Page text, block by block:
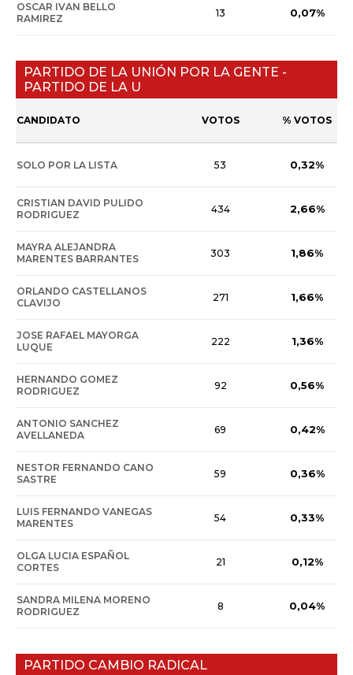
OSCAR IVAN BELLO
RAMIREZ
13 0,07%
PARTIDO DE LA UNIÓN POR LA GENTE -
PARTIDO DE LA U
CANDIDATO VOTOS % VOTOS
SOLO POR LA LISTA 53 0,32%
CRISTIAN DAVID PULIDO
RODRIGUEZ
434 2,66%
MAYRA ALEJANDRA
MARENTES BARRANTES
303 1,86%
ORLANDO CASTELLANOS
CLAVIJO
271 1,66%
JOSE RAFAEL MAYORGA
LUQUE
222 1,36%
HERNANDO GOMEZ
RODRIGUEZ
92 0,56%
ANTONIO SANCHEZ
AVELLANEDA
69 0,42%
NESTOR FERNANDO CANO
SASTRE
59 0,36%
LUIS FERNANDO VANEGAS
MARENTES
54 0,33%
OLGA LUCIA ESPAÑOL
CORTES
21 0,12%
SANDRA MILENA MORENO
RODRIGUEZ
8 0,04%
PARTIDO CAMBIO RADICAL